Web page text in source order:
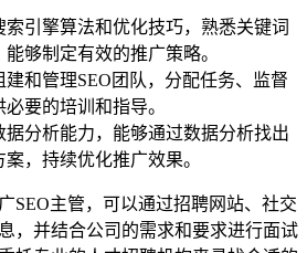
索引擎算法和优化技巧，熟悉关键词
够制定有效的推广策略。
建和管理SEO团队，分配任务、监督
要的培训和指导。
据分析能力，能够通过数据分析找出
，持续优化推广效果。
SEO主管，可以通过招聘网站、社交
，并结合公司的需求和要求进行面试